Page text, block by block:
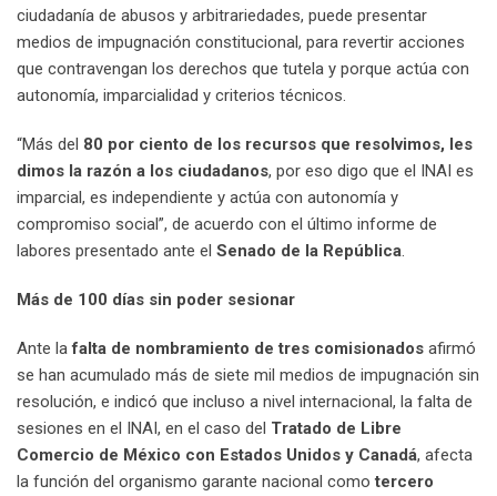
ciudadanía de abusos y arbitrariedades, puede presentar
medios de impugnación constitucional, para revertir acciones
que contravengan los derechos que tutela y porque actúa con
autonomía, imparcialidad y criterios técnicos.
“Más del 80 por ciento de los recursos que resolvimos, les
dimos la razón a los ciudadanos, por eso digo que el INAI es
imparcial, es independiente y actúa con autonomía y
compromiso social”, de acuerdo con el último informe de
labores presentado ante el Senado de la República.
Más de 100 días sin poder sesionar
Ante lafalta de nombramiento de tres comisionados afirmó
se han acumulado más de siete mil medios de impugnación sin
resolución, e indicó que incluso a nivel internacional, la falta de
sesiones en el INAI, en el caso del Tratado de Libre
Comercio de México con Estados Unidos y Canadá, afecta
la función del organismo garante nacional comotercero